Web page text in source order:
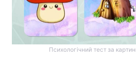
Психологічний тест за